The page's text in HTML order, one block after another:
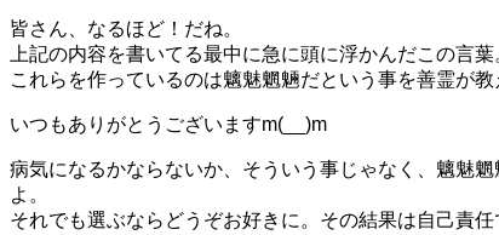
皆さん、なるほど！だね。
上記の内容を書いてる最中に急に頭に浮かんだこの言葉
これらを作っているのは魑魅魍魎だという事を善霊が教
いつもありがとうございますm(__)m
病気になるかならないか、そういう事じゃなく、魑魅
よ。
それでも選ぶならどうぞお好きに。その結果は自己責